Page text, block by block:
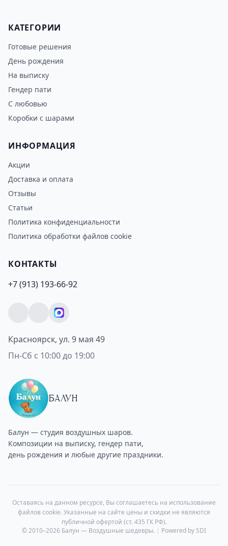
КАТЕГОРИИ
Готовые решения
День рождения
На выписку
Гендер пати
С любовью
Коробки с шарами
ИНФОРМАЦИЯ
Акции
Доставка и оплата
Отзывы
Статьи
Политика конфиденциальности
Политика обработки файлов cookie
КОНТАКТЫ
+7 (913) 193-66-92
Красноярск, ул. 9 мая 49
Пн-Сб с 10:00 до 19:00
БАЛУН
Балун — студия воздушных шаров.
Композиции на выписку, гендер пати,
день рождения и любые другие праздники.
Оставаясь на данном ресурсе, Вы соглашаетесь на использование
файлов cookie. Указанные на сайте цены и скидки не являются
публичной офертой (ст. 435 ГК РФ).
© 2010–2026 Балун — Воздушные шедевры. | Powered by SDI